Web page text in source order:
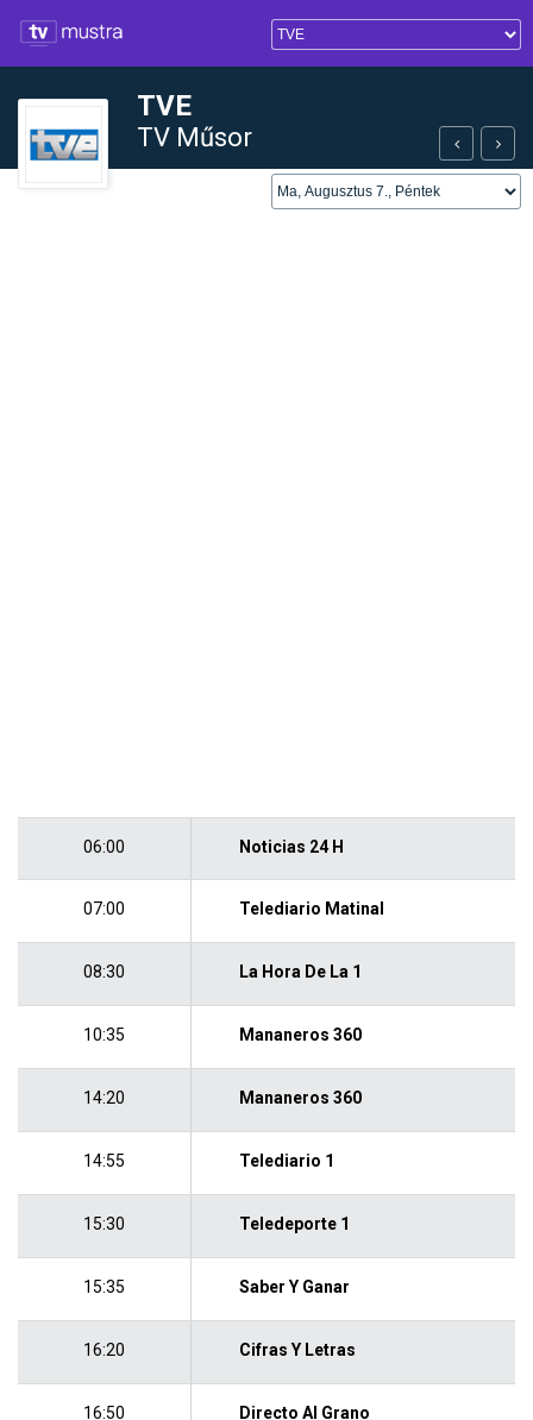
TVE
TV Műsor
06:00 Noticias 24 H
07:00 Telediario Matinal
08:30 La Hora De La 1
10:35 Mananeros 360
14:20 Mananeros 360
14:55 Telediario 1
15:30 Teledeporte 1
15:35 Saber Y Ganar
16:20 Cifras Y Letras
16:50 Directo Al Grano